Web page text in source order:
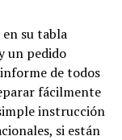
su tabla
un pedido
de todos
fácilmente
instrucción
si están